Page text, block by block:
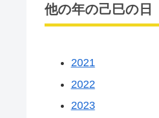
他の年の己巳の日
2021
2022
2023